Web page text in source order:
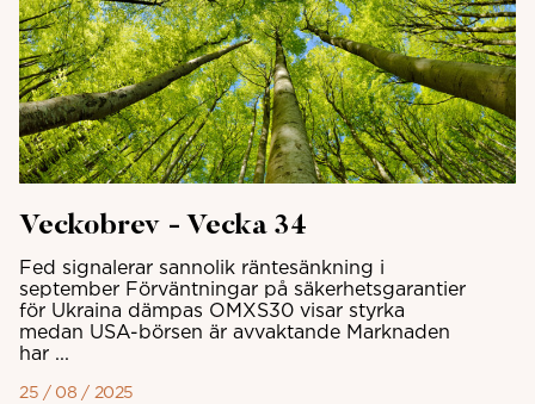
Veckobrev - Vecka 34
Fed signalerar sannolik räntesänkning i
september Förväntningar på säkerhetsgarantier
för Ukraina dämpas OMXS30 visar styrka
medan USA-börsen är avvaktande Marknaden
har ...
25 / 08 / 2025